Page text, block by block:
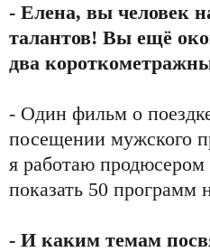
- Елена, вы человек
талантов! Вы ещё
два
- Один фильм о
посещении мужского
я работаю
показать 50 программ
- И каким темам